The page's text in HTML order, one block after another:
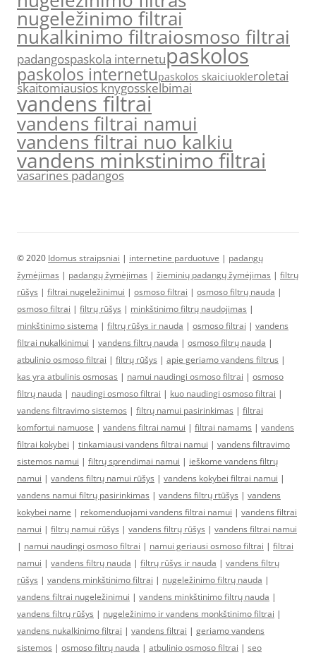
nugeležinimo filtrai
nukalkinimo filtraiosmoso filtrai
padangospaskola internetupaskolos
paskolos internetupaskolos skaiciuokleroletai
skaitomiausios knygosskelbimai
vandens filtrai
vandens filtrai namui
vandens filtrai nuo kalkiu
vandens minkstinimo filtrai
vasarines padangos
© 2020 Idomus straipsniai | internetine parduotuve | padangų
žymėjimas | padangų žymėjimas | žieminių padangų žymėjimas | filtrų
rūšys | filtrai nugeležinimui | osmoso filtrai | osmoso filtrų nauda |
osmoso filtrai | filtrų rūšys | minkštinimo filtrų naudojimas |
minkštinimo sistema | filtrų rūšys ir nauda | osmoso filtrai | vandens
filtrai nukalkinimui | vandens filtrų nauda | osmoso filtrų nauda |
atbulinio osmoso filtrai | filtrų rūšys | apie geriamo vandens filtrus |
kas yra atbulinis osmosas | namui naudingi osmoso filtrai | osmoso
filtrų nauda | naudingi osmoso filtrai | kuo naudingi osmoso filtrai |
vandens filtravimo sistemos | filtrų namui pasirinkimas | filtrai
komfortui namuose | vandens filtrai namui | filtrai namams | vandens
filtrai kokybei | tinkamiausi vandens filtrai namui | vandens filtravimo
sistemos namui | filtrų sprendimai namui | ieškome vandens filtrų
namui | vandens filtrų namui rūšys | vandens kokybei filtrai namui |
vandens namui filtrų pasirinkimas | vandens filtrų rtūšys | vandens
kokybei name | rekomenduojami vandens filtrai namui | vandens filtrai
namui | filtrų namui rūšys | vandens filtrų rūšys | vandens filtrai namui
| namui naudingi osmoso filtrai | namui geriausi osmoso filtrai | filtrai
namui | vandens filtrų nauda | filtrų rūšys ir nauda | vandens filtrų
rūšys | vandens minkštinimo filtrai | nugeležinimo filtrų nauda |
vandens filtrai nugeležinimui | vandens minkštinimo filtrų nauda |
vandens filtrų rūšys | nugeležinimo ir vandens monkštinimo filtrai |
vandens nukalkinimo filtrai | vandens filtrai | geriamo vandens
sistemos | osmoso filtrų nauda | atbulinio osmoso filtrai | seo